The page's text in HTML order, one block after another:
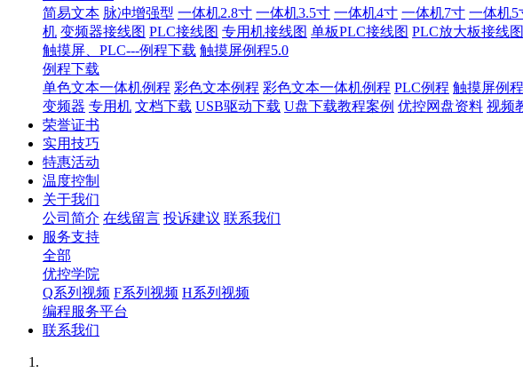
简易文本 脉冲增强型 一体机2.8寸 一体机3.5寸 一体机4寸 一体机7寸 一体机5
机 变频器接线图 PLC接线图 专用机接线图 单板PLC接线图 PLC放大板接线图
触摸屏、PLC---例程下载 触摸屏例程5.0
例程下载
单色文本一体机例程 彩色文本例程 彩色文本一体机例程 PLC例程 触摸屏例
变频器 专用机 文档下载 USB驱动下载 U盘下载教程案例 优控网盘资料 视频
荣誉证书
实用技巧
特惠活动
温度控制
关于我们
公司简介 在线留言 投诉建议 联系我们
服务支持
全部
优控学院
Q系列视频 F系列视频 H系列视频
编程服务平台
联系我们